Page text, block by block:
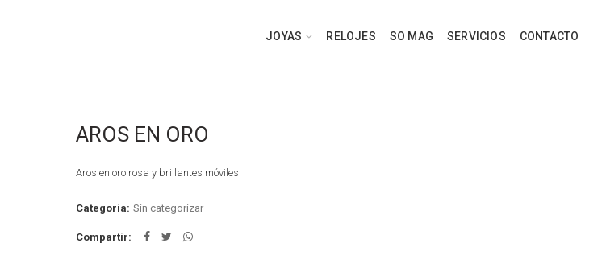
JOYAS RELOJES SO MAG SERVICIOS CONTACTO
AROS EN ORO
Aros en oro rosa y brillantes móviles
Categoría: Sin categorizar
Compartir